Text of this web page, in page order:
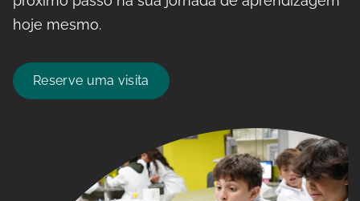
hoje mesmo.
Reserve uma visita